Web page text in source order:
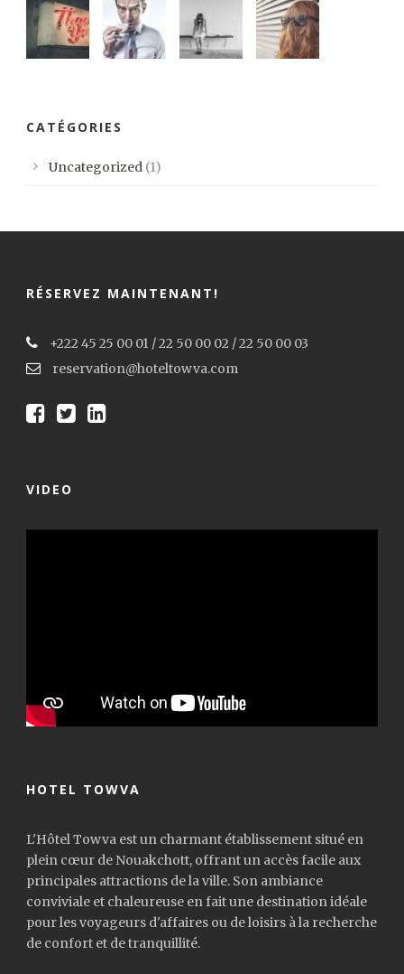
CATÉGORIES
Uncategorized (1)
RÉSERVEZ MAINTENANT!
+222 45 25 00 01 / 22 50 00 02 / 22 50 00 03
reservation@hoteltowva.com
VIDEO
HOTEL TOWVA
L'Hôtel Towva est un charmant établissement situé en
plein cœur de Nouakchott, offrant un accès facile aux
principales attractions de la ville. Son ambiance
conviviale et chaleureuse en fait une destination idéale
pour les voyageurs d'affaires ou de loisirs à la recherche
de confort et de tranquillité.